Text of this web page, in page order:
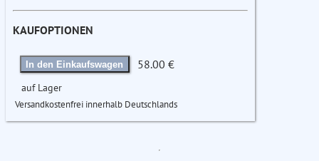
KAUFOPTIONEN
In den Einkaufswagen 58.00 €
auf Lager
Versandkostenfrei innerhalb Deutschlands